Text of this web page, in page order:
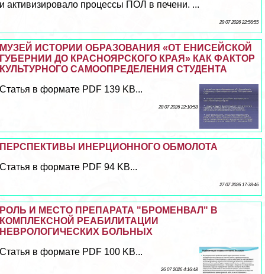
и активизировало процессы ПОЛ в печени. ...
29 07 2026 22:56:55
МУЗЕЙ ИСТОРИИ ОБРАЗОВАНИЯ «ОТ ЕНИСЕЙСКОЙ
ГУБЕРНИИ ДО КРАСНОЯРСКОГО КРАЯ» КАК ФАКТОР
КУЛЬТУРНОГО САМООПРЕДЕЛЕНИЯ СТУДЕНТА
Статья в формате PDF 139 KB...
28 07 2026 22:10:58
ПЕРСПЕКТИВЫ ИНЕРЦИОННОГО ОБМОЛОТА
Статья в формате PDF 94 KB...
27 07 2026 17:38:46
РОЛЬ И МЕСТО ПРЕПАРАТА "БРОМЕНВАЛ" В
КОМПЛЕКСНОЙ РЕАБИЛИТАЦИИ
НЕВРОЛОГИЧЕСКИХ БОЛЬНЫХ
Статья в формате PDF 100 KB...
26 07 2026 4:16:48